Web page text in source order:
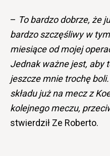
– To bardzo dobrze, że
bardzo szczęśliwy w
miesiące od mojej
Jednak ważne jest, aby
jeszcze mnie trochę
składu już na mecz z
kolejnego meczu,
stwierdził Ze Roberto.